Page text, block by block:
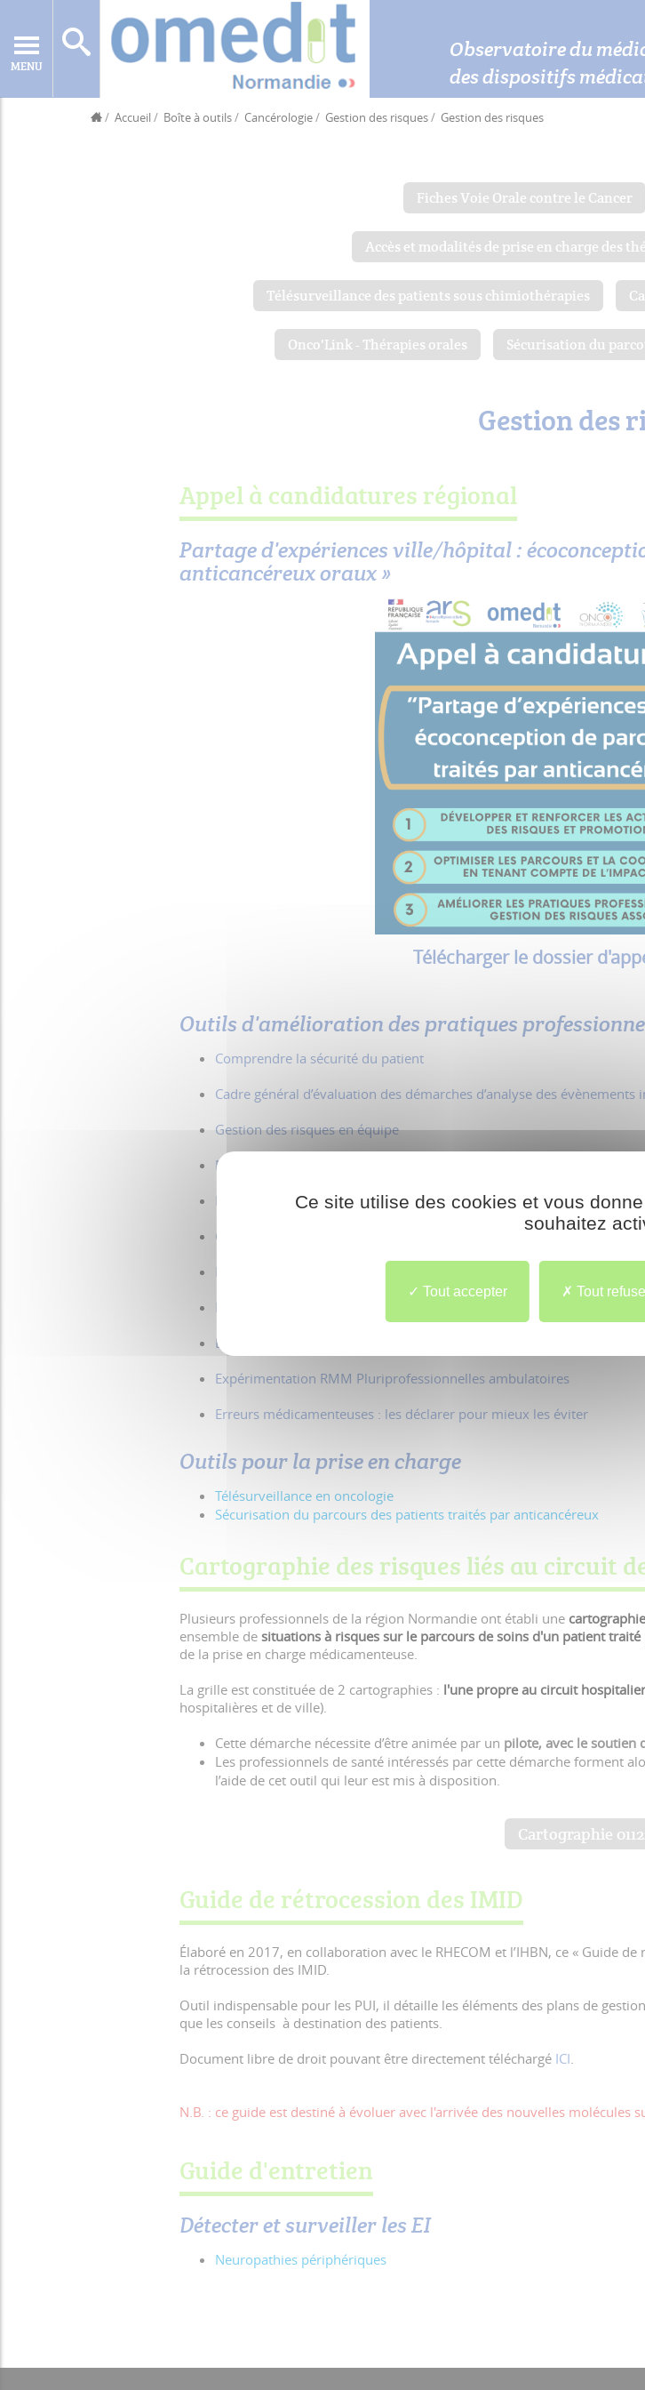
MENU
Observatoire du
des dispositifs
Accueil Boîte à outils Cancérologie Gestion des risques Gestion des risques
Fiches Voie Orale contre le Cancer
Accès et modalités de prise en charge des
Télésurveillance des patients sous chimiothérapies
Onco'Link - Thérapies orales Sécurisation du
Gestion des
Appel à candidatures régional
Partage d'expériences ville/hôpital :
anticancéreux oraux »
Télécharger le dossier
Outils d'amélioration des pratiques
Comprendre la sécurité du patient
Cadre général d’évaluation des démarches d’analyse des
Gestion des risques en équipe
Mettre en oeuvre la gestion des risques associés aux soins en
L’analyse des évènements indésirables associés aux soins (EIAS) :
Classification des évènements indésirables associés aux soins (EIAS)
Erreurs médicamenteuses en lien avec les anticancéreux oraux : des
Revue de mortalité et morbidité (RMM)
La revue des erreurs liées aux médicaments et dispositifs associés
Expérimentation RMM Pluriprofessionnelles ambulatoires
Erreurs médicamenteuses : les déclarer pour mieux les éviter
Outils pour la prise en charge
Télésurveillance en oncologie
Sécurisation du parcours des patients traités par anticancéreux
Cartographie des risques liés au circuit
Plusieurs professionnels de la région Normandie ont établi une
ensemble de situations à risques sur le parcours de soins d'un patient
de la prise en charge médicamenteuse.
La grille est constituée de 2 cartographies : l'une propre au circuit
hospitalières et de ville).
Cette démarche nécessite d’être animée par un pilote, avec le soutien
Les professionnels de santé intéressés par cette démarche forment
l’aide de cet outil qui leur est mis à disposition.
Cartographie
Guide de rétrocession des IMID
Élaboré en 2017, en collaboration avec le RHECOM et l’IHBN, ce « Guide
la rétrocession des IMID.
Outil indispensable pour les PUI, il détaille les éléments des plans de
que les conseils à destination des patients.
Document libre de droit pouvant être directement téléchargé ICI.
N.B. : ce guide est destiné à évoluer avec l'arrivée des nouvelles molécules
Guide d'entretien
Détecter et surveiller les EI
Neuropathies périphériques
Ce site utilise des cookies et vous
souhaitez
Tout accepter Tout